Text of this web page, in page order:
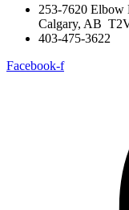
253-7620 Elbow
Calgary, AB
403-475-3622
Facebook-f